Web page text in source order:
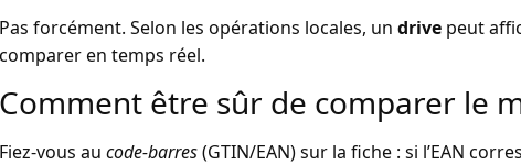
Pas forcément. Selon les opérations locales, un drive peut
comparer en temps réel.
Comment être sûr de comparer le
Fiez-vous au code-barres(GTIN/EAN) sur la fiche : si l’EAN